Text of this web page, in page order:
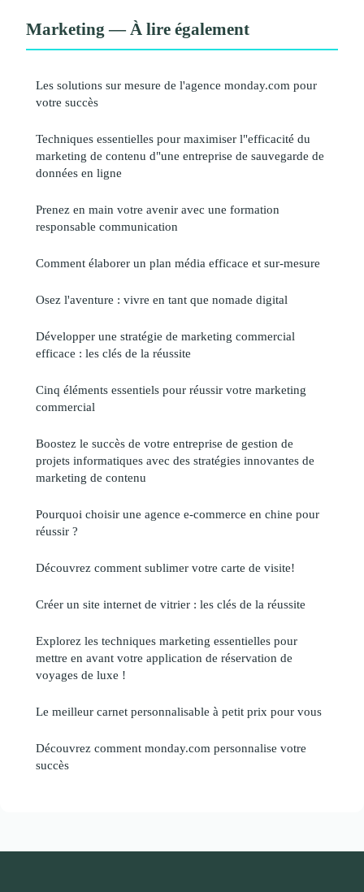
Marketing — À lire également
Les solutions sur mesure de l'agence monday.com pour
votre succès
Techniques essentielles pour maximiser l"efficacité du
marketing de contenu d"une entreprise de sauvegarde de
données en ligne
Prenez en main votre avenir avec une formation
responsable communication
Comment élaborer un plan média efficace et sur-mesure
Osez l'aventure : vivre en tant que nomade digital
Développer une stratégie de marketing commercial
efficace : les clés de la réussite
Cinq éléments essentiels pour réussir votre marketing
commercial
Boostez le succès de votre entreprise de gestion de
projets informatiques avec des stratégies innovantes de
marketing de contenu
Pourquoi choisir une agence e-commerce en chine pour
réussir ?
Découvrez comment sublimer votre carte de visite!
Créer un site internet de vitrier : les clés de la réussite
Explorez les techniques marketing essentielles pour
mettre en avant votre application de réservation de
voyages de luxe !
Le meilleur carnet personnalisable à petit prix pour vous
Découvrez comment monday.com personnalise votre
succès